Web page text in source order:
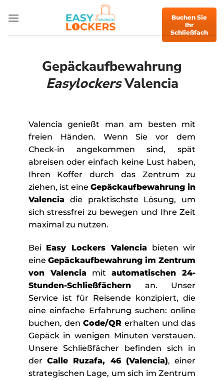
Inhalt
Buchen Sie
Ihr
Schließfach
Gepäckaufbewahrung
EasylockersValencia
Valencia genießt man am besten mit
freien Händen. Wenn Sie vor dem
Check-in angekommen sind, spät
abreisen oder einfach keine Lust haben,
Ihren Koffer durch das Zentrum zu
ziehen, ist eineGepäckaufbewahrung in
Valenciadie praktischste Lösung, um
sich stressfrei zu bewegen und Ihre Zeit
maximal zu nutzen.
Bei Easy Lockers Valenciabieten wir
eine Gepäckaufbewahrung im Zentrum
von Valenciamitautomatischen 24-
Stunden-Schließfächernan. Unser
Service ist für Reisende konzipiert, die
eine einfache Erfahrung suchen: online
buchen, denCode/QR erhalten und das
Gepäck in wenigen Minuten verstauen.
Unsere Schließfächer befinden sich in
derCalle Ruzafa, 46 (Valencia), einer
strategischen Lage, um sich im Zentrum